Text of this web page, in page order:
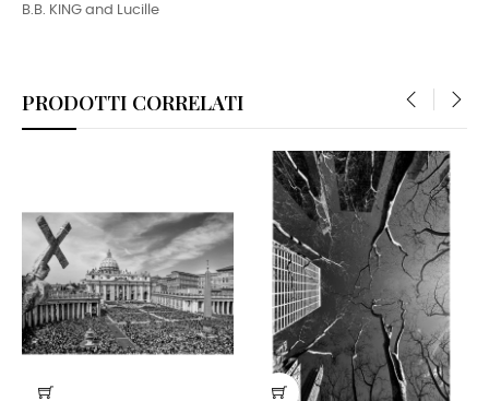
B.B. KING and Lucille
PRODOTTI CORRELATI